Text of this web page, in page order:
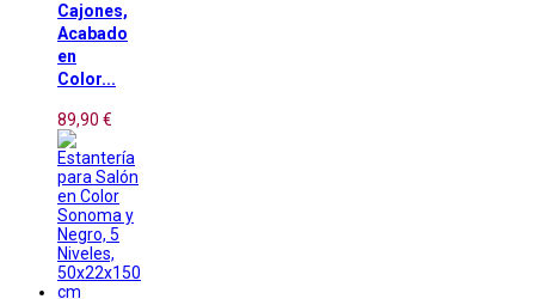
Cajones,
Acabado
en
Color...
89,90 €